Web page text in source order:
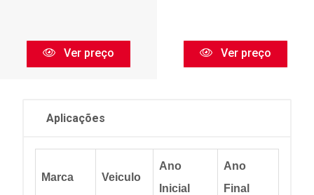
Ver preço Ver preço
Aplicações
Marca Veiculo
Ano
Inicial
Ano
Final